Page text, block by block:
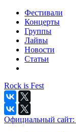
Фестивали
Концерты
Группы
Лайвы
Новости
Статьи
Rock is Fest
Официальный сайт: